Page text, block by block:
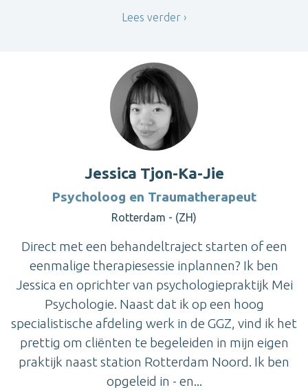
Lees verder
Jessica Tjon-Ka-Jie
Psycholoog en Traumatherapeut
Rotterdam - (ZH)
Direct met een behandeltraject starten of een
eenmalige therapiesessie inplannen? Ik ben
Jessica en oprichter van psychologiepraktijk Mei
Psychologie. Naast dat ik op een hoog
specialistische afdeling werk in de GGZ, vind ik het
prettig om cliënten te begeleiden in mijn eigen
praktijk naast station Rotterdam Noord. Ik ben
opgeleid in - en...